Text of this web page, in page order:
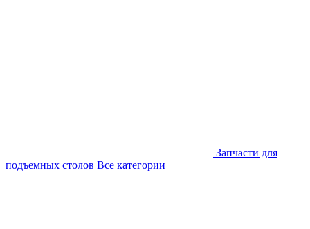
Запчасти для
подъемных столов Все категории